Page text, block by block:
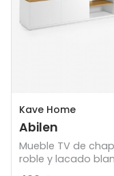
Kave Home
Abilen
Mueble TV de
roble y lacado